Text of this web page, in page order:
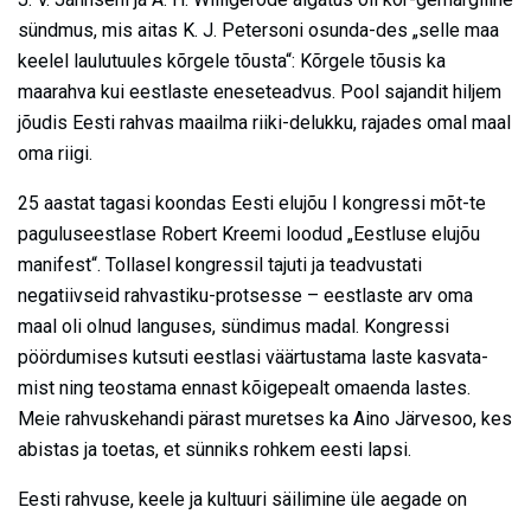
sündmus, mis aitas K. J. Petersoni osunda-des „selle maa
keelel laulutuules kõrgele tõusta“: Kõrgele tõusis ka
maarahva kui eestlaste eneseteadvus. Pool sajandit hiljem
jõudis Eesti rahvas maailma riiki-delukku, rajades omal maal
oma riigi.
25 aastat tagasi koondas Eesti elujõu I kongressi mõt-te
paguluseestlase Robert Kreemi loodud „Eestluse elujõu
manifest“. Tollasel kongressil tajuti ja teadvustati
negatiivseid rahvastiku-protsesse – eestlaste arv oma
maal oli olnud languses, sündimus madal. Kongressi
pöördumises kutsuti eestlasi väärtustama laste kasvata-
mist ning teostama ennast kõigepealt omaenda lastes.
Meie rahvuskehandi pärast muretses ka Aino Järvesoo, kes
abistas ja toetas, et sünniks rohkem eesti lapsi.
Eesti rahvuse, keele ja kultuuri säilimine üle aegade on